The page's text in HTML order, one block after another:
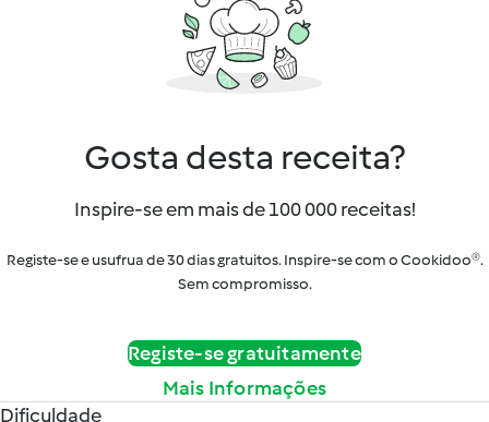
Gosta desta receita?
Inspire-se em mais de 100 000 receitas!
Registe-se e usufrua de 30 dias gratuitos. Inspire-se com o Cookidoo®.
Sem compromisso.
Registe-se gratuitamente
Mais Informações
Dificuldade